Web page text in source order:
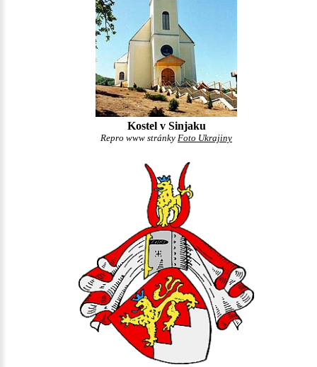
Kostel v Sinjaku
Repro www stránky Foto Ukrajiny